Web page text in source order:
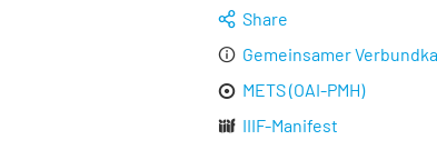
Share
Gemeinsamer
METS (OAI-PMH)
IIIF-Manifest